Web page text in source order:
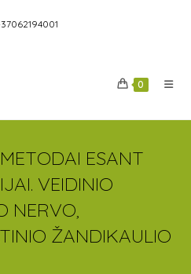
0
ESANT
VEIDINIO
NERVO,
ŽANDIKAULIO